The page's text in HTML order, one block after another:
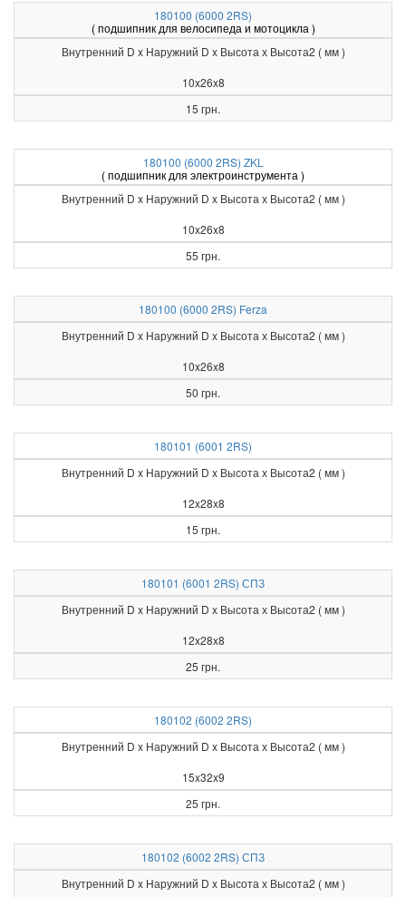
180100 (6000 2RS)
( подшипник для велосипеда и мотоцикла )
Внутренний D x Наружний D x Высота х Высота2 ( мм )
10x26x8
15 грн.
180100 (6000 2RS) ZKL
( подшипник для электроинструмента )
Внутренний D x Наружний D x Высота х Высота2 ( мм )
10x26x8
55 грн.
180100 (6000 2RS) Ferza
Внутренний D x Наружний D x Высота х Высота2 ( мм )
10x26x8
50 грн.
180101 (6001 2RS)
Внутренний D x Наружний D x Высота х Высота2 ( мм )
12x28x8
15 грн.
180101 (6001 2RS) СПЗ
Внутренний D x Наружний D x Высота х Высота2 ( мм )
12x28x8
25 грн.
180102 (6002 2RS)
Внутренний D x Наружний D x Высота х Высота2 ( мм )
15x32x9
25 грн.
180102 (6002 2RS) СПЗ
Внутренний D x Наружний D x Высота х Высота2 ( мм )